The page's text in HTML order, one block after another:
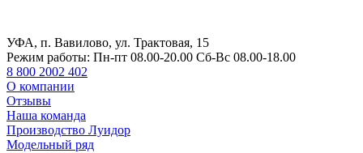
УФА, п. Вавилово, ул. Трактовая, 15
Режим работы: Пн-пт 08.00-20.00 Сб-Вс 08.00-18.00
8 800 2002 402
О компании
Отзывы
Наша команда
Производство Луидор
Модельный ряд